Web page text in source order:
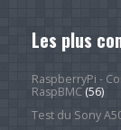
Les plus
RaspberryPi -
RaspBMC(56)
Test du Sony